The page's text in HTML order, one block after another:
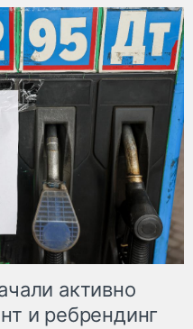
активно
и ребрендинг